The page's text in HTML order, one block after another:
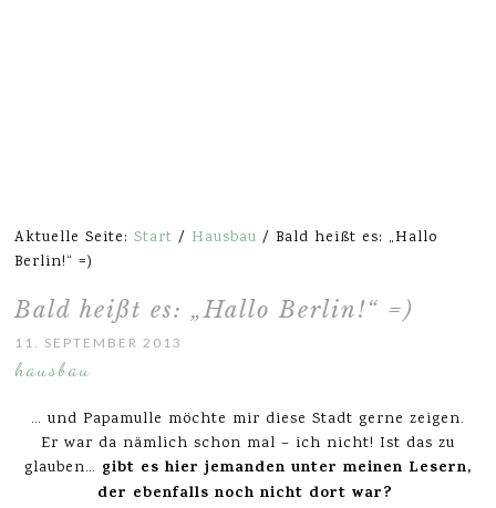
Aktuelle Seite:Start / Hausbau / Bald heißt es: „Hallo
Berlin!“ =)
Bald heißt es: „Hallo Berlin!“ =)
11. SEPTEMBER 2013
hausbau
… und Papamulle möchte mir diese Stadt gerne zeigen.
Er war da nämlich schon mal – ich nicht! Ist das zu
glauben… gibt es hier jemanden unter meinen Lesern,
der ebenfalls noch nicht dort war?